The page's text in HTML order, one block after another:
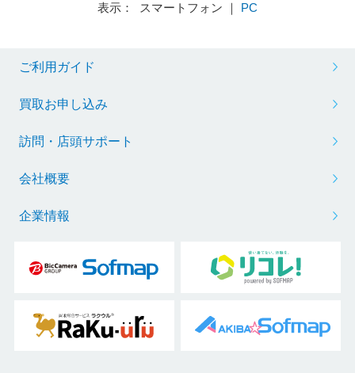
表示： スマートフォン ｜ PC
ご利用ガイド
買取お申し込み
訪問・店頭サポート
会社概要
企業情報